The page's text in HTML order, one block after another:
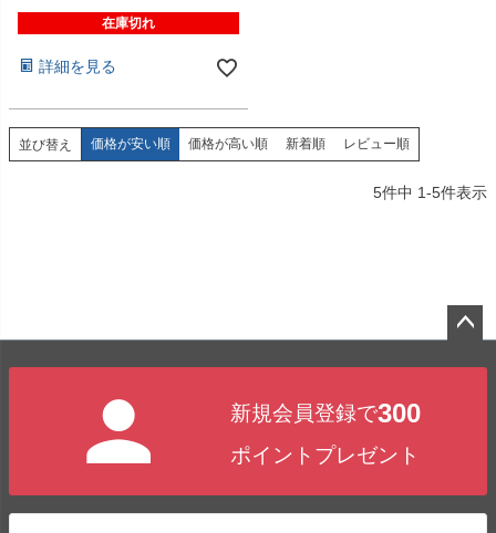
在庫切れ
詳細を見る
並び替え 価格が安い順 価格が高い順 新着順 レビュー順
5件中 1-5件表示
新規会員登録で300
ポイントプレゼント